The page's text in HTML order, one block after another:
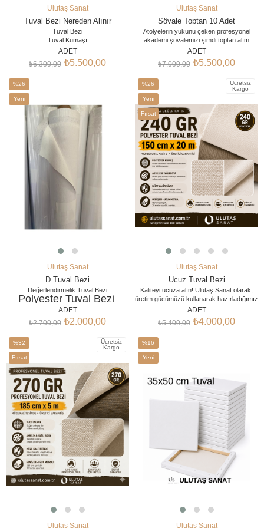
SEPETE EKLE
Ulutaş Sanat
Tuval Bezi Nereden Alınır
Tuval Bezi
Tuval Kumaşı
Astarlı Tuval Bezi
Kanvas Bezi
Tuval Kumaşı Fiyatları
ADET
₺5.500,00
₺6.300,00
SEPETE EKLE
Ulutaş Sanat
Şövale Toptan 10 Adet
Atölyelerin yükünü çeken profesyonel
akademi şövalemizi şimdi toptan alım
avantajıyla sunuyoruz. Kurumsal
ihtiyaçlarınız, sanat kurslarınız ve bayi
satışlarınız için en dayanıklı iskelet yapısı,
ADET
₺5.500,00
₺7.000,00
SEPETE EKLE
%26
İndirim
%26İndirim
Yeni
Ulutaş Sanat
D Tuval Bezi
Değerlendirmelik Tuval Bezi
Polyester Tuval Bezi
152 cm x 10 Metre Rulo
Tuval Bezi
Tuval Kumaşı
Tuval Bezi Kumaşı
ADET
₺2.000,00
₺2.700,00
SEPETE EKLE
%26
İndirim
%26İndirim
Yeni
Ürün
Fırsat
Ürünü
Ücretsiz
Kargo
Ulutaş Sanat
Ucuz Tuval Bezi
Kaliteyi ucuza alın! Ulutaş Sanat olarak,
üretim gücümüzü kullanarak hazırladığımız
ekonomik tuval bezi koleksiyonumuzla,
sanat eğitimini ve hobi çalışmalarını
destekliyoruz. Kurslar, öğrenciler ve seri
ADET
₺4.000,00
₺5.400,00
%32
İndirim
%32İndirim
Fırsat
Ürünü
Ücretsiz
Kargo
Ulutaş Sanat
%16
İndirim
Yeni
Ulutaş Sanat